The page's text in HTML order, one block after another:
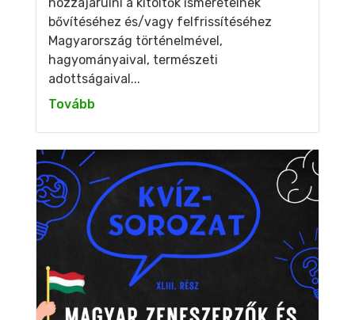
bővítéséhez és/vagy felfrissítéséhez
Magyarország történelmével,
hagyományaival, természeti
adottságaival...
Tovább